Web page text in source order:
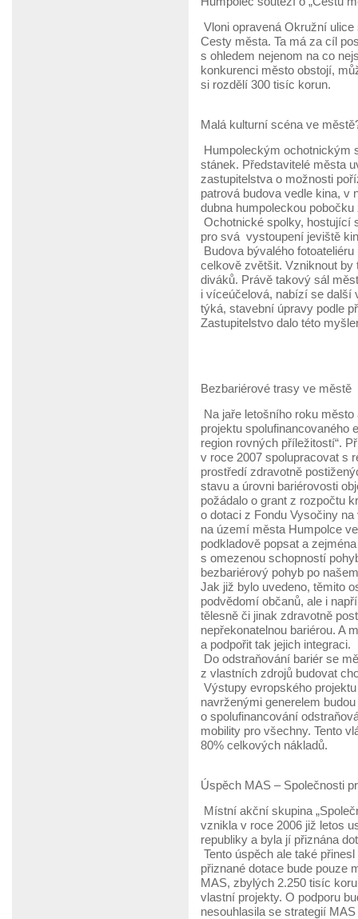
Vloni opravená Okružní
Cesty města. Ta má za cíl
s ohledem nejenom na co
konkurenci město obstojí,
si rozdělí 300 tisíc korun.
Malá kulturní scéna ve
Humpoleckým ochotnickým
stánek. Představitelé města
zastupitelstva o možnosti
patrová budova vedle kina, v
dubna humpoleckou pobočku
Ochotnické spolky, hostující
pro svá vystoupení jeviště
Budova bývalého
celkově zvětšit. Vzniknout by
diváků. Právě takový sál
i víceúčelová, nabízí se další
týká, stavební úpravy podle
Zastupitelstvo dalo této
Bezbariérové trasy ve městě
Na jaře letošního roku
projektu spolufinancovaného
region rovných příležitostí“.
v roce 2007 spolupracovat s
prostředí zdravotně
stavu a úrovni bariérovosti
požádalo o grant z rozpočtu
o dotaci z Fondu Vysočiny
na území města Humpolce
podkladově popsat a
s omezenou schopností
bezbariérový pohyb po
Jak již bylo uvedeno, těmito
podvědomí občanů, ale i
tělesně či jinak zdravotně
nepřekonatelnou bariérou. A
a podpořit tak jejich integraci.
Do odstraňování bariér se
z vlastních zdrojů budovat
Výstupy evropského
navrženými generelem
o spolufinancování
mobility pro všechny. Tento
80% celkových nákladů.
Úspěch MAS – Společnosti
Místní akční skupina
vznikla v roce 2006 již letos
republiky a byla jí přiznána
Tento úspěch ale také
přiznané dotace bude pouze
MAS, zbylých 2.250 tisíc
vlastní projekty. O podporu
nesouhlasila se strategií